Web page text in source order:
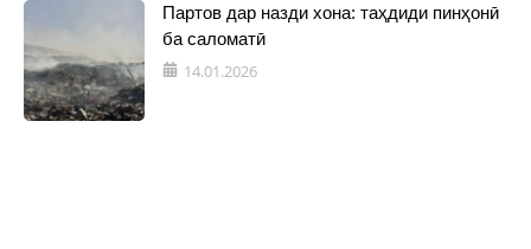
Партов дар назди хона: таҳдиди пинҳонӣ
ба саломатӣ
14.01.2026